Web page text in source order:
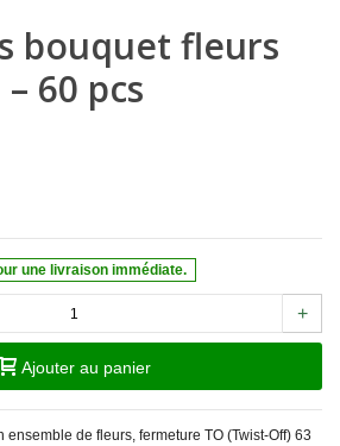
bouquet fleurs
60 pcs
une livraison immédiate.
+
Ajouter au panier
de fleurs, fermeture TO (Twist-Off) 63